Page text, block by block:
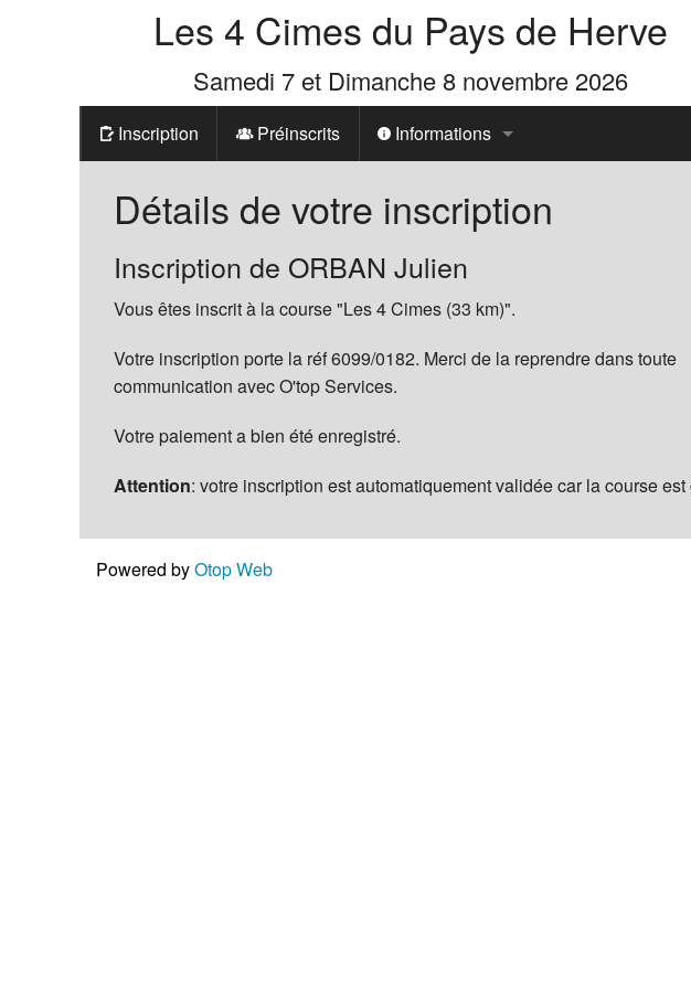
Les 4 Cimes du Pays de Herve
Samedi 7 et Dimanche 8 novembre 2026
Inscription Préinscrits Informations
La Boutique des 4 Cimes
Détails de votre inscription
Inscription de ORBAN Julien
Vous êtes inscrit à la course "Les 4 Cimes (33 km)".
Votre inscription porte la réf 6099/0182. Merci de la reprendre dans toute
communication avec O'top Services.
Votre paiement a bien été enregistré.
Attention: votre inscription est automatiquement validée car la course est
Powered byOtop Web